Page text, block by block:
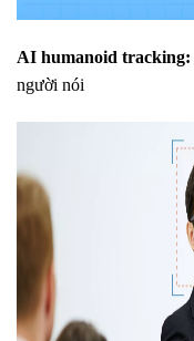
AI humanoid tracking:
người nói